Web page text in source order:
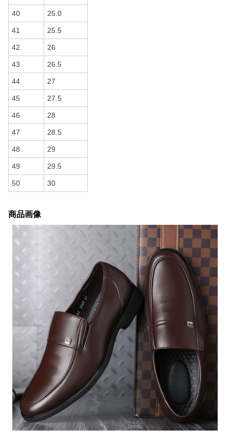
40 25.0
41 25.5
42 26
43 26.5
44 27
45 27.5
46 28
47 28.5
48 29
49 29.5
50 30
商品画像